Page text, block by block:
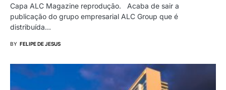
Capa ALC Magazine reprodução. Acaba de sair a
publicação do grupo empresarial ALC Group que é
distribuída…
BY FELIPE DE JESUS